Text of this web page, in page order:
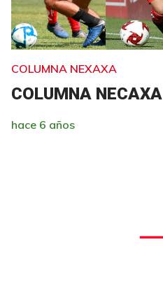
COLUMNA NEXAXA
COLUMNA NECAXA
hace 6 años